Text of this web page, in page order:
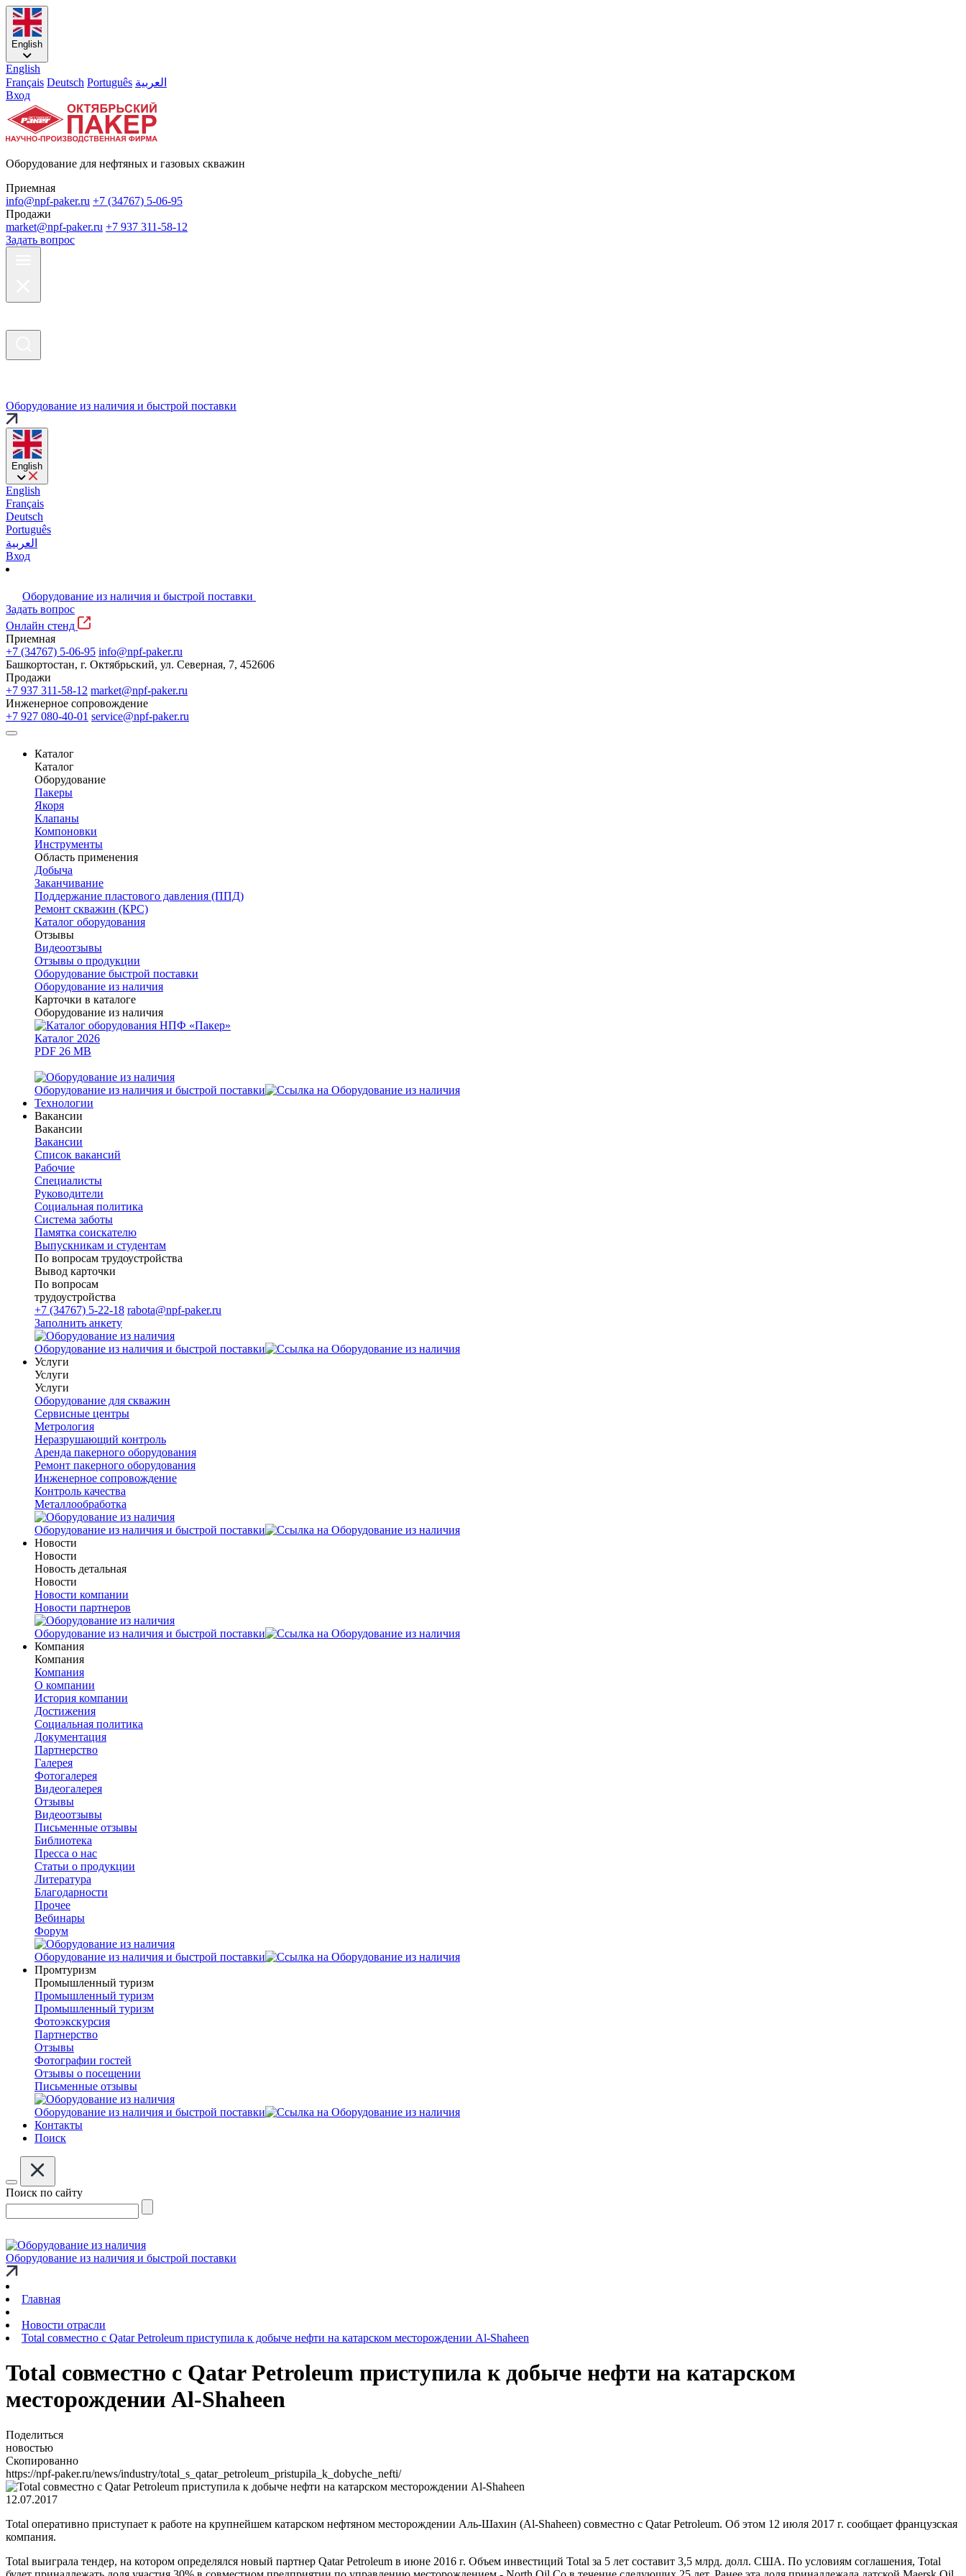
English
English
Français Deutsch Português العربية
Вход
Оборудование для нефтяных и газовых скважин
Приемная
info@npf-paker.ru +7 (34767) 5-06-95
Продажи
market@npf-paker.ru +7 937 311-58-12
Задать вопрос
Оборудование из наличия и быстрой поставки
English
English
Français
Deutsch
Português
العربية
Вход
Оборудование из наличия и быстрой поставки
Задать вопрос
Онлайн стенд
Приемная
+7 (34767) 5-06-95 info@npf-paker.ru
Башкортостан, г. Октябрьский, ул. Северная, 7, 452606
Продажи
+7 937 311-58-12 market@npf-paker.ru
Инженерное сопровождение
+7 927 080-40-01 service@npf-paker.ru
Каталог
Каталог
Оборудование
Пакеры
Якоря
Клапаны
Компоновки
Инструменты
Область применения
Добыча
Заканчивание
Поддержание пластового давления (ППД)
Ремонт скважин (КРС)
Каталог оборудования
Отзывы
Видеоотзывы
Отзывы о продукции
Оборудование быстрой поставки
Оборудование из наличия
Карточки в каталоге
Оборудование из наличия
Каталог 2026
PDF 26 MB
Оборудование из наличия и быстрой поставки
Технологии
Вакансии
Вакансии
Вакансии
Список вакансий
Рабочие
Специалисты
Руководители
Cоциальная политика
Система заботы
Памятка соискателю
Выпускникам и студентам
По вопросам трудоустройства
Вывод карточки
По вопросам
трудоустройства
+7 (34767) 5-22-18 rabota@npf-paker.ru
Заполнить анкету
Оборудование из наличия и быстрой поставки
Услуги
Услуги
Услуги
Оборудование для скважин
Сервисные центры
Метрология
Неразрушающий контроль
Аренда пакерного оборудования
Ремонт пакерного оборудования
Инженерное сопровождение
Контроль качества
Металлообработка
Оборудование из наличия и быстрой поставки
Новости
Новости
Новость детальная
Новости
Новости компании
Новости партнеров
Оборудование из наличия и быстрой поставки
Компания
Компания
Компания
О компании
История компании
Достижения
Социальная политика
Документация
Партнерство
Галерея
Фотогалерея
Видеогалерея
Отзывы
Видеоотзывы
Письменные отзывы
Библиотека
Пресса о нас
Статьи о продукции
Литература
Благодарности
Прочее
Вебинары
Форум
Оборудование из наличия и быстрой поставки
Промтуризм
Промышленный туризм
Промышленный туризм
Промышленный туризм
Фотоэкскурсия
Партнерство
Отзывы
Фотографии гостей
Отзывы о посещении
Письменные отзывы
Оборудование из наличия и быстрой поставки
Контакты
Поиск
Поиск по сайту
Оборудование из наличия и быстрой поставки
Главная
Новости отрасли
Total совместно с Qatar Petroleum приступила к добыче нефти на катарском месторождении Al-Shaheen
Total совместно с Qatar Petroleum приступила к добыче нефти на катарском
месторождении Al-Shaheen
Поделиться
новостью
Скопированно
https://npf-paker.ru/news/industry/total_s_qatar_petroleum_pristupila_k_dobyche_nefti/
12.07.2017
Total оперативно приступает к работе на крупнейшем катарском нефтяном месторождении Аль-Шахин (Al-Shaheen) совместно с Qatar Petroleum. Об этом 12 июля 2017 г. сообщает французская
компания.
Total выиграла тендер, на котором определялся новый партнер Qatar Petroleum в июне 2016 г. Объем инвестиций Total за 5 лет составит 3,5 млрд. долл. США. По условиям соглашения, Total